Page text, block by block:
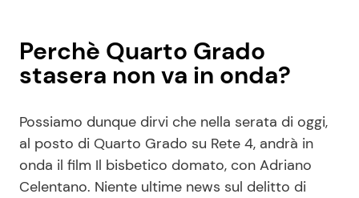
Contattaci
Pubblicità
Perchè Quarto Grado
stasera non va in onda?
Possiamo dunque dirvi che nella serata di oggi,
al posto di Quarto Grado su Rete 4, andrà in
onda il film Il bisbetico domato, con Adriano
Celentano. Niente ultime news sul delitto di